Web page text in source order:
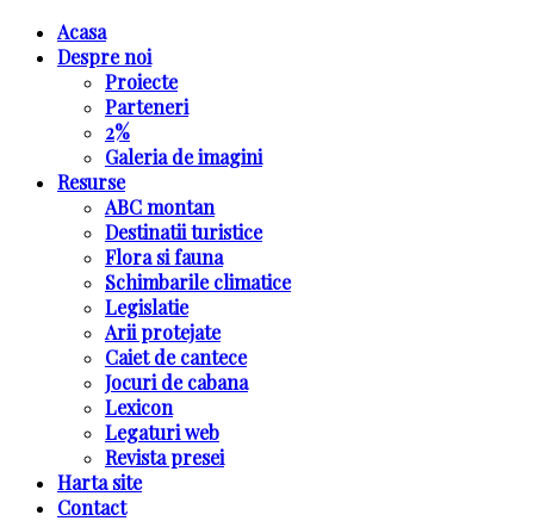
Acasa
Despre noi
Proiecte
Parteneri
2%
Galeria de imagini
Resurse
ABC montan
Destinatii turistice
Flora si fauna
Schimbarile climatice
Legislatie
Arii protejate
Caiet de cantece
Jocuri de cabana
Lexicon
Legaturi web
Revista presei
Harta site
Contact